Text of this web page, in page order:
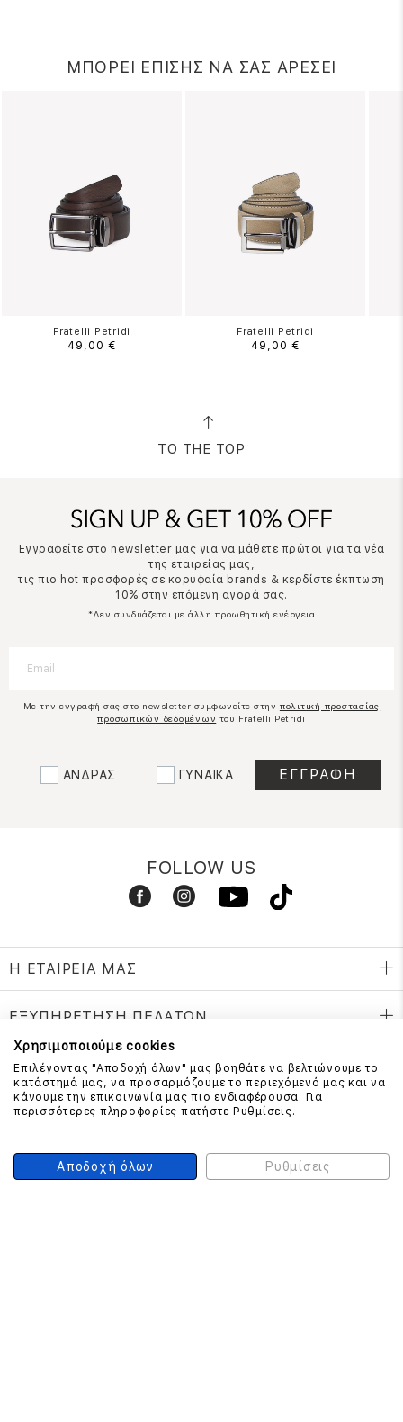
ΜΠΟΡΕΙ ΕΠΙΣΗΣ ΝΑ ΣΑΣ ΑΡΕΣΕΙ
Fratelli Petridi
49,00 €
Fratelli Petridi
49,00 €
TO THE TOP
Εγγραφείτε στο newsletter μας για να μάθετε πρώτοι για τα νέα
της εταιρείας μας,
τις πιο hot προσφορές σε κορυφαία brands & κερδίστε έκπτωση
10% στην επόμενη αγορά σας.
*Δεν συνδυάζεται με άλλη προωθητική ενέργεια
Με την εγγραφή σας στο newsletter συμφωνείτε στην πολιτική προστασίας
προσωπικών δεδομένων του Fratelli Petridi
ΑΝΔΡΑΣ ΓΥΝΑΙΚΑ
FOLLOW US
Η ΕΤΑΙΡΕΙΑ ΜΑΣ
ΕΞΥΠΗΡΕΤΗΣΗ ΠΕΛΑΤΩΝ
ΕΠΙΚΟΙΝΩΝΗΣΤΕ ΜΑΖΙ ΜΑΣ
210 999 4510
Χρησιμοποιούμε cookies
Επιλέγοντας "Αποδοχή όλων" μας βοηθάτε να βελτιώνουμε το
κατάστημά μας, να προσαρμόζουμε το περιεχόμενό μας και να
κάνουμε την επικοινωνία μας πιο ενδιαφέρουσα. Για
περισσότερες πληροφορίες πατήστε Ρυθμίσεις.
Αποδοχή όλων Ρυθμίσεις